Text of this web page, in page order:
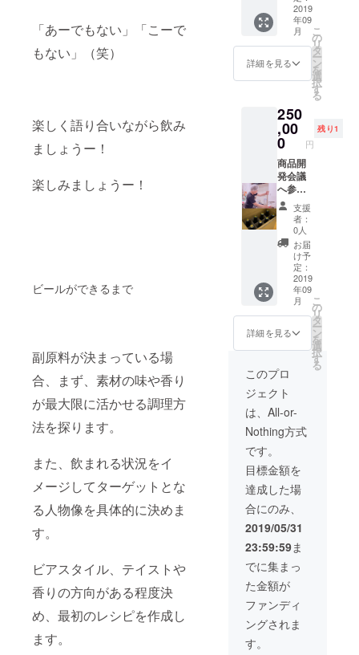
「あーでもない」「こーで
もない」（笑）
楽しく語り合いながら飲み
ましょうー！
楽しみましょうー！
ビールができるまで
副原料が決まっている場
合、まず、素材の味や香り
が最大限に活かせる調理方
法を探ります。
また、飲まれる状況をイ
メージしてターゲットとな
る人物像を具体的に決めま
す。
ビアスタイル、テイストや
香りの方向がある程度決
め、最初のレシピを作成し
ます。
８月下
旬を予
定して
います
が、出
される
可能性
があり
ます。
■近江麦
酒ビア
カフェ
滋賀県
大津市
本堅田
3-24-37
TEL:07
7-536-
5222
サーと
して社
名・ロ
ゴ等を
表示さ
せてい
ただき
商品完
成時期
にあわ
せて、
当社の
ホーム
ページ
（
http://o
mibeer.j
p/ ）に
「セタ
シジ
ミ」に
ついて
の商品
ページ
を追加
しま
す。 表
示内容
や、表
示の要
不要に
ついて
はお打
ていた
だきま
す。
う！ 商
品開発
会議へ
の参加
（２名
様ま
で）１
回のク
ラウド
ファン
ディン
グで完
成する
「セタ
シジ
ミ」の
クラフ
トビー
ル 8
本。 商
品開発
会議は
近江麦
酒ビア
カフェ
にて行
いま
す。現
地参加
のみで
す。テ
レビ会
議等で
ませ
ん。 ※
会議の
日程に
ついて
は決ま
り次第
ご連絡
いたし
ます。
今回の
クラウ
ドファ
2019
年09
月
詳細を見る
こ
の
リ
タ
ー
ン
を
選
択
す
る
250
,00
0 円
残り1
商品開
発会議
へ参加
できま
す。
いっ
しょに
「セタ
シジ
ミ」
ビール
を造り
上げま
しょ
う！商
品開発
会議へ
の参加
（２名
様ま
で）１
回、今
ファン
ディン
グで完
成する
「セタ
シジ
ミ」の
クラフ
トビー
ル 8
本。 商
品開発
会議は
支援
者：
0人
お届
け予
定：
2019
年09
月
詳細を見る
こ
の
リ
タ
ー
ン
を
選
択
す
る
このプロ
ジェクト
は、All-or-
Nothing方式
です。
目標金額を
達成した場
合にのみ、
2019/05/31
23:59:59ま
でに集まっ
た金額が
ファンディ
ングされま
す。